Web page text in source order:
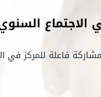
الاجتماع
مشاركة فاعلة للمركز في